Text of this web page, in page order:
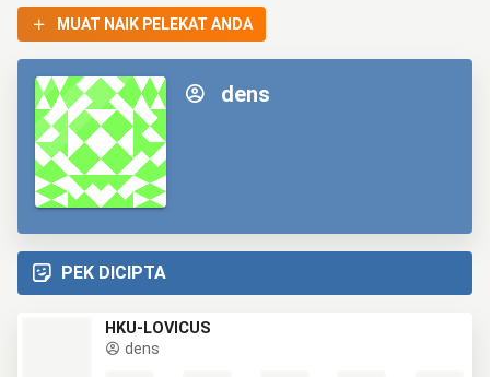
MUAT NAIK PELEKAT ANDA
dens
PEK DICIPTA
HKU-LOVICUS
dens